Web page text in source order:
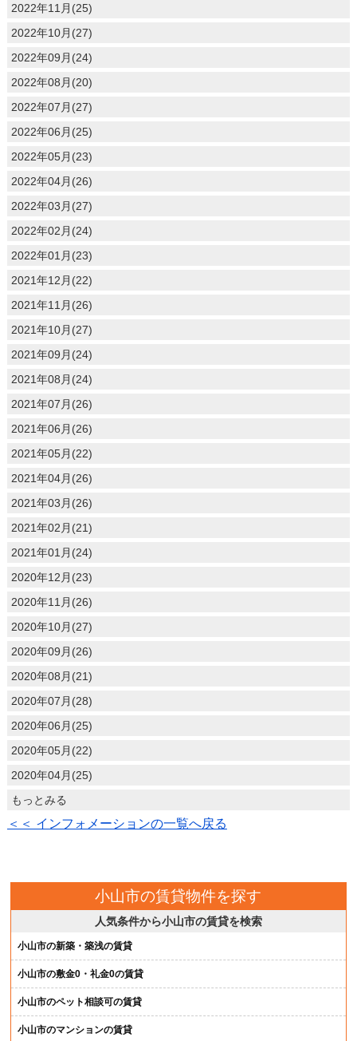
2022年11月(25)
2022年10月(27)
2022年09月(24)
2022年08月(20)
2022年07月(27)
2022年06月(25)
2022年05月(23)
2022年04月(26)
2022年03月(27)
2022年02月(24)
2022年01月(23)
2021年12月(22)
2021年11月(26)
2021年10月(27)
2021年09月(24)
2021年08月(24)
2021年07月(26)
2021年06月(26)
2021年05月(22)
2021年04月(26)
2021年03月(26)
2021年02月(21)
2021年01月(24)
2020年12月(23)
2020年11月(26)
2020年10月(27)
2020年09月(26)
2020年08月(21)
2020年07月(28)
2020年06月(25)
2020年05月(22)
2020年04月(25)
もっとみる
＜＜ インフォメーションの一覧へ戻る
小山市の賃貸物件を探す
人気条件から小山市の賃貸を検索
小山市の新築・築浅の賃貸
小山市の敷金0・礼金0の賃貸
小山市のペット相談可の賃貸
小山市のマンションの賃貸